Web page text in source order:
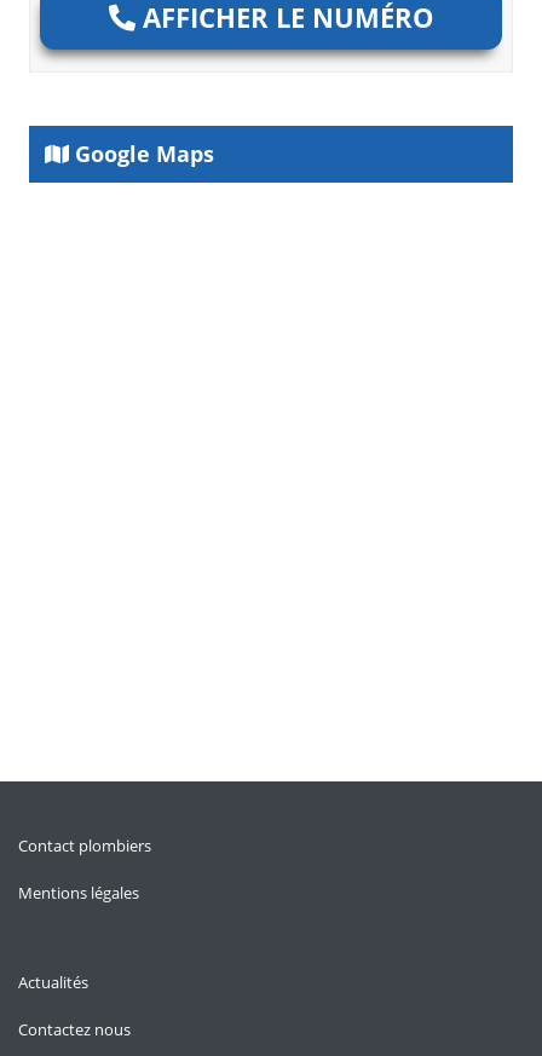
AFFICHER LE NUMÉRO
Google Maps
Contact plombiers
Mentions légales
Actualités
Contactez nous